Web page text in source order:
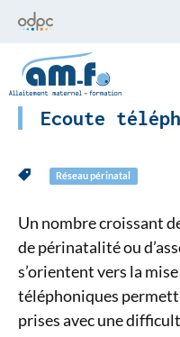
Ecoute
Réseau périnatal
Un nombre croissant
de périnatalité ou
s’orientent vers la
téléphoniques
prises avec une